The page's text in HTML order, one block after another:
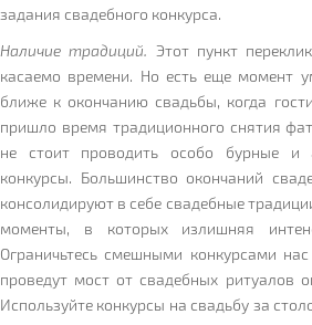
задания свадебного конкурса.
Наличие традиций. Этот пункт
касаемо времени. Но есть еще момент
ближе к окончанию свадьбы, когда
пришло время традиционного снятия
не стоит проводить особо бурные и
конкурсы. Большинство окончаний
консолидируют в себе свадебные
моменты, в которых излишняя
Ограничьтесь смешными конкурсами
проведут мост от свадебных ритуалов
Используйте конкурсы на свадьбу за